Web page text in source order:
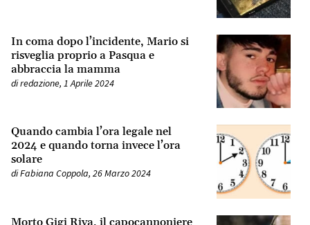
In coma dopo l’incidente, Mario si
risveglia proprio a Pasqua e
abbraccia la mamma
diredazione, 1 Aprile 2024
Quando cambia l’ora legale nel
2024 e quando torna invece l’ora
solare
diFabiana Coppola, 26 Marzo 2024